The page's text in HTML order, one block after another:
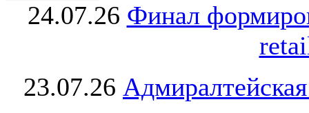
24.07.26 Финал
23.07.26